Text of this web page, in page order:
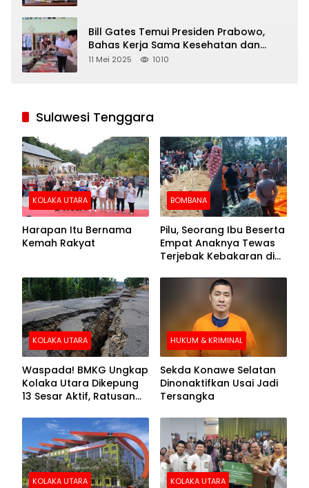
Bill Gates Temui Presiden Prabowo,
Bahas Kerja Sama Kesehatan dan
Program Makan Bergizi Gratis
11 Mei 2025 1010
Sulawesi Tenggara
KOLAKA UTARA
Harapan Itu Bernama
Kemah Rakyat
BOMBANA
Pilu, Seorang Ibu Beserta
Empat Anaknya Tewas
Terjebak Kebakaran di
KOLAKA UTARA
Waspada! BMKG Ungkap
Kolaka Utara Dikepung
13 Sesar Aktif, Ratusan
HUKUM & KRIMINAL
Sekda Konawe Selatan
Dinonaktifkan Usai Jadi
Tersangka
KOLAKA UTARA KOLAKA UTARA